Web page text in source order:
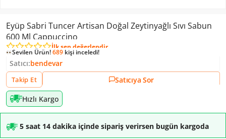
Eyüp Sabri Tuncer Artisan Doğal Zeytinyağlı Sıvı Sabun
600 Ml Cappuccino
İlk sen değerlendir
Sevilen Ürün!689 kişi inceledi!
Satıcı:bendevar
Takip Et
Satıcıya Sor
Hızlı Kargo
5 saat 14 dakika içinde sipariş verirsen bugün kargoda